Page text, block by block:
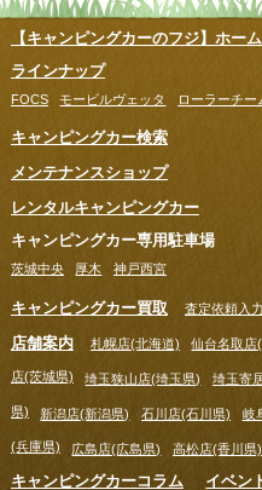
【キャンピングカーのフジ】ホーム
ラインナップ
FOCS モービルヴェッタ ローラーチー
キャンピングカー検索
メンテナンスショップ
レンタルキャンピングカー
キャンピングカー専用駐車場
茨城中央 厚木 神戸西宮
キャンピングカー買取 査定依頼入
店舗案内 札幌店(北海道) 仙台名取店
店(茨城県) 埼玉狭山店(埼玉県) 埼玉寄
県) 新潟店(新潟県) 石川店(石川県) 岐
(兵庫県) 広島店(広島県) 高松店(香川県)
キャンピングカーコラム イベン